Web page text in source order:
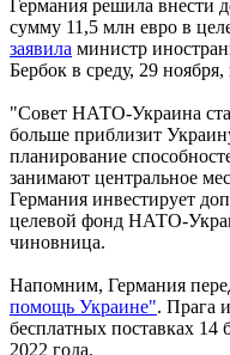
Германия решила внести
сумму 11,5 млн евро в
заявила министр
Бербок в среду, 29
"Совет НАТО-Украина
больше приблизит
планирование
занимают центральное
Германия инвестирует
целевой фонд НАТО-
чиновница.
Напомним, Германия
помощь Украине". Прага
бесплатных поставках 14
2022 года.